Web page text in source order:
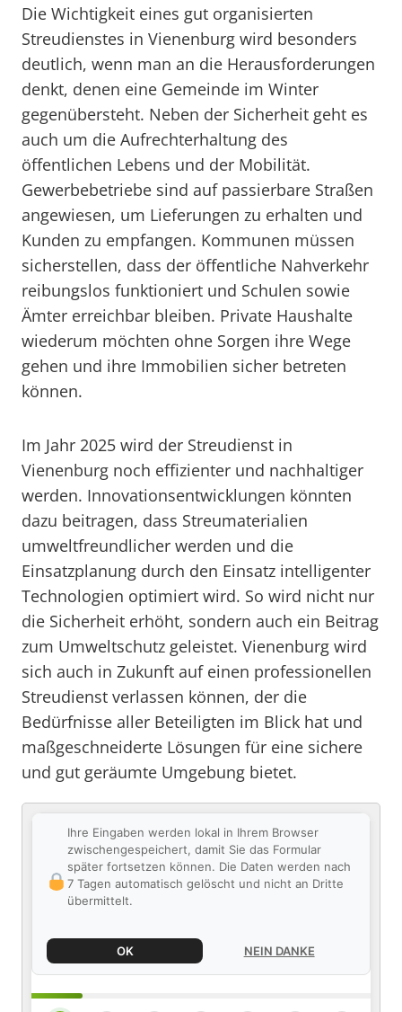
Die Wichtigkeit eines gut organisierten
Streudienstes in Vienenburg wird besonders
deutlich, wenn man an die Herausforderungen
denkt, denen eine Gemeinde im Winter
gegenübersteht. Neben der Sicherheit geht es
auch um die Aufrechterhaltung des
öffentlichen Lebens und der Mobilität.
Gewerbebetriebe sind auf passierbare Straßen
angewiesen, um Lieferungen zu erhalten und
Kunden zu empfangen. Kommunen müssen
sicherstellen, dass der öffentliche Nahverkehr
reibungslos funktioniert und Schulen sowie
Ämter erreichbar bleiben. Private Haushalte
wiederum möchten ohne Sorgen ihre Wege
gehen und ihre Immobilien sicher betreten
können.
Im Jahr 2025 wird der Streudienst in
Vienenburg noch effizienter und nachhaltiger
werden. Innovationsentwicklungen könnten
dazu beitragen, dass Streumaterialien
umweltfreundlicher werden und die
Einsatzplanung durch den Einsatz intelligenter
Technologien optimiert wird. So wird nicht nur
die Sicherheit erhöht, sondern auch ein Beitrag
zum Umweltschutz geleistet. Vienenburg wird
sich auch in Zukunft auf einen professionellen
Streudienst verlassen können, der die
Bedürfnisse aller Beteiligten im Blick hat und
maßgeschneiderte Lösungen für eine sichere
und gut geräumte Umgebung bietet.
Ihre Eingaben werden lokal in Ihrem Browser
zwischengespeichert, damit Sie das Formular
später fortsetzen können. Die Daten werden nach
7 Tagen automatisch gelöscht und nicht an Dritte
übermittelt.
OK NEIN DANKE